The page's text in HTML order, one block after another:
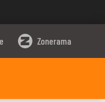
Zonerama